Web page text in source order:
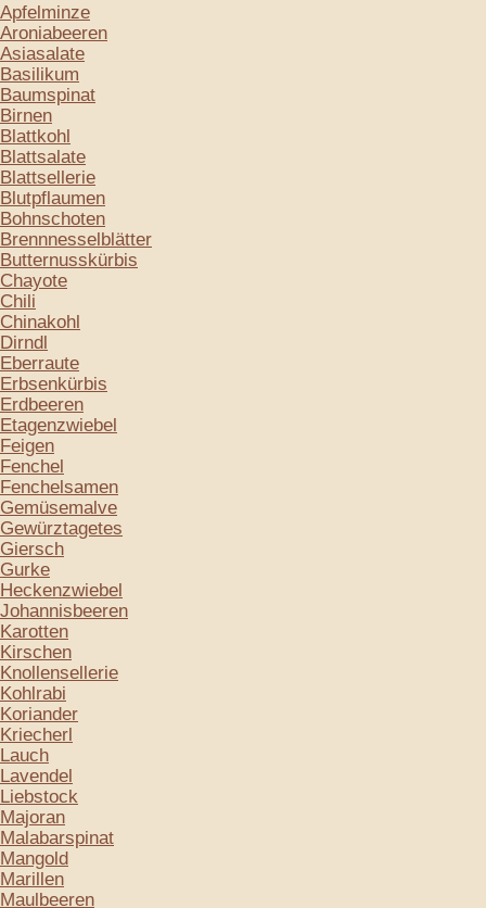
Apfelminze
Aroniabeeren
Asiasalate
Basilikum
Baumspinat
Birnen
Blattkohl
Blattsalate
Blattsellerie
Blutpflaumen
Bohnschoten
Brennnesselblätter
Butternusskürbis
Chayote
Chili
Chinakohl
Dirndl
Eberraute
Erbsenkürbis
Erdbeeren
Etagenzwiebel
Feigen
Fenchel
Fenchelsamen
Gemüsemalve
Gewürztagetes
Giersch
Gurke
Heckenzwiebel
Johannisbeeren
Karotten
Kirschen
Knollensellerie
Kohlrabi
Koriander
Kriecherl
Lauch
Lavendel
Liebstock
Majoran
Malabarspinat
Mangold
Marillen
Maulbeeren